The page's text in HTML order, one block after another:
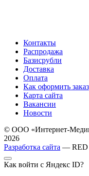
Контакты
Распродажа
Базисрубли
Доставка
Оплата
Как оформить заказ
Карта сайта
Вакансии
Новости
© ООО «Интернет-
2026
Разработка сайта — RED
Как войти с Яндекс ID?